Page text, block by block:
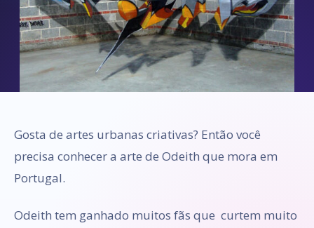
Gosta de artes urbanas criativas? Então você
precisa conhecer a arte de Odeith que mora em
Portugal.
Odeith tem ganhado muitos fãs que curtem muito